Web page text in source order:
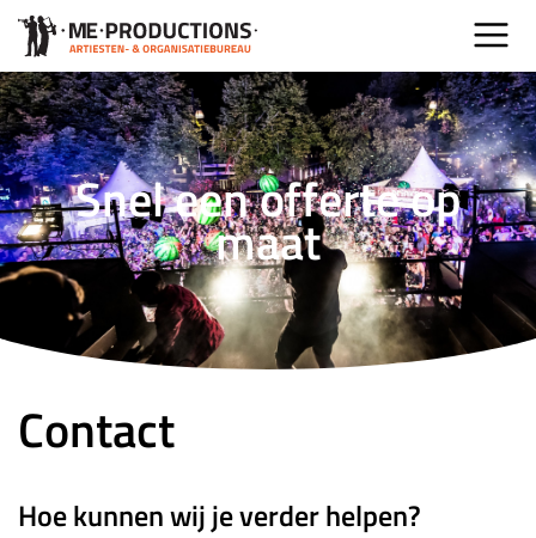
Snel een offerte op
maat
Contact
Hoe kunnen wij je verder helpen?